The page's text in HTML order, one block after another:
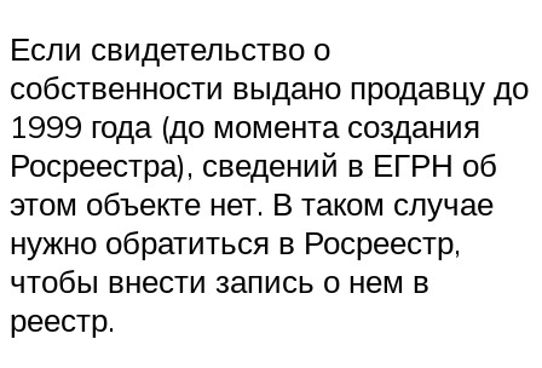
Если свидетельство о
собственности выдано продавцу до
1999 года (до момента создания
Росреестра), сведений в ЕГРН об
этом объекте нет. В таком случае
нужно обратиться в Росреестр,
чтобы внести запись о нем в
реестр.